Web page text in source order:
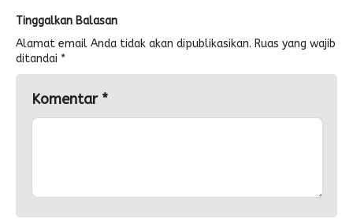
Tinggalkan Balasan
Alamat email Anda tidak akan dipublikasikan. Ruas yang wajib
ditandai *
Komentar *